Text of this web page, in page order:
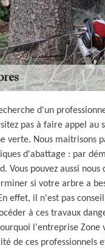
d'un
pas à faire appel au
verte. Nous maitrisons
d'abattage : par
Vous pouvez aussi nous
si votre arbre a
effet, il n'est pas
à ces travaux
l'entreprise Zone
de ces professionnels